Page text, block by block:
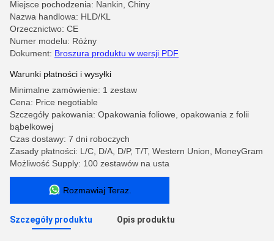
Miejsce pochodzenia: Nankin, Chiny
Nazwa handlowa: HLD/KL
Orzecznictwo: CE
Numer modelu: Różny
Dokument: Broszura produktu w wersji PDF
Warunki płatności i wysyłki
Minimalne zamówienie: 1 zestaw
Cena: Price negotiable
Szczegóły pakowania: Opakowania foliowe, opakowania z folii
bąbelkowej
Czas dostawy: 7 dni roboczych
Zasady płatności: L/C, D/A, D/P, T/T, Western Union, MoneyGram
Możliwość Supply: 100 zestawów na usta
Rozmawiaj Teraz.
Szczegóły produktu Opis produktu